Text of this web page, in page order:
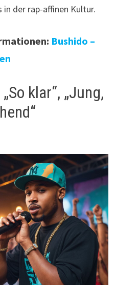
der rap-affinen Kultur.
Bushido –
klar“, „Jung,